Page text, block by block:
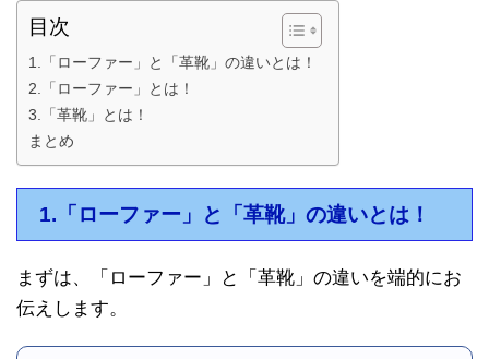
目次
1.「ローファー」と「革靴」の違いとは！
2.「ローファー」とは！
3.「革靴」とは！
まとめ
1.「ローファー」と「革靴」の違いとは！
まずは、「ローファー」と「革靴」の違いを端的にお
伝えします。